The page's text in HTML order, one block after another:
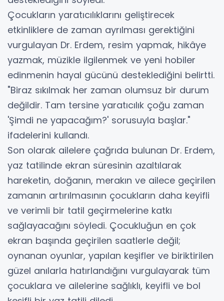
Çocukların yaratıcılıklarını geliştirecek
etkinliklere de zaman ayrılması gerektiğini
vurgulayan Dr. Erdem, resim yapmak, hikâye
yazmak, müzikle ilgilenmek ve yeni hobiler
edinmenin hayal gücünü desteklediğini belirtti.
"Biraz sıkılmak her zaman olumsuz bir durum
değildir. Tam tersine yaratıcılık çoğu zaman
'Şimdi ne yapacağım?' sorusuyla başlar."
ifadelerini kullandı.
Son olarak ailelere çağrıda bulunan Dr. Erdem,
yaz tatilinde ekran süresinin azaltılarak
hareketin, doğanın, merakın ve ailece geçirilen
zamanın artırılmasının çocukların daha keyifli
ve verimli bir tatil geçirmelerine katkı
sağlayacağını söyledi. Çocukluğun en çok
ekran başında geçirilen saatlerle değil;
oynanan oyunlar, yapılan keşifler ve biriktirilen
güzel anılarla hatırlandığını vurgulayarak tüm
çocuklara ve ailelerine sağlıklı, keyifli ve bol